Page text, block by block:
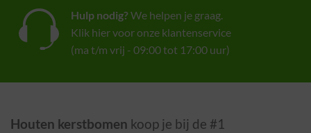
Hulp nodig?We helpen je graag.
Klik hier voor onze klantenservice
(ma t/m vrij - 09:00 tot 17:00 uur)
Houten kerstbomen koop je bij de #1